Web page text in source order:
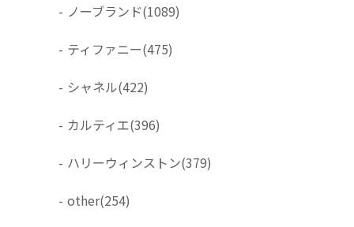
- ノーブランド(1089)
- ティファニー(475)
- シャネル(422)
- カルティエ(396)
- ハリーウィンストン(379)
- other(254)